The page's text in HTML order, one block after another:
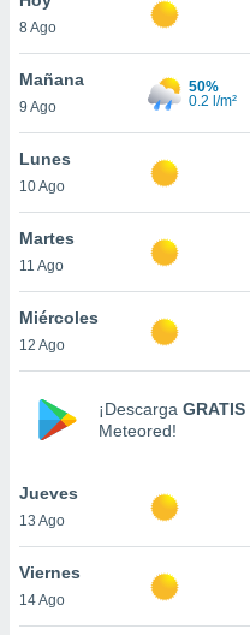
en
más
nuestra
de
aceptar
de
sitio
En
8 Ago
Mañana
9 Ago
50%
0.2 l/m²
Lunes
10 Ago
Martes
11 Ago
Miércoles
12 Ago
¡Descarga GRATIS
Meteored!
Jueves
13 Ago
Viernes
14 Ago